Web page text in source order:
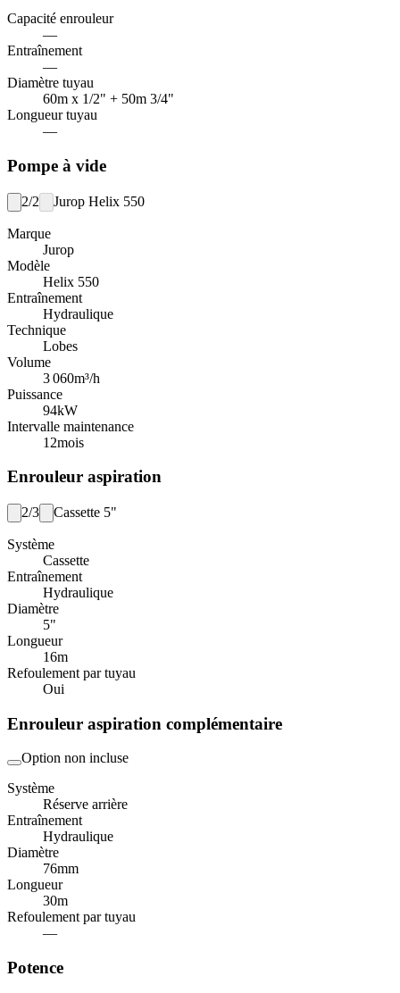
Capacité enrouleur
—
Entraînement
—
Diamètre tuyau
60m x 1/2" + 50m 3/4"
Longueur tuyau
—
Pompe à vide
2/2 Jurop Helix 550
Marque
Jurop
Modèle
Helix 550
Entraînement
Hydraulique
Technique
Lobes
Volume
3 060m³/h
Puissance
94kW
Intervalle maintenance
12mois
Enrouleur aspiration
2/3 Cassette 5"
Système
Cassette
Entraînement
Hydraulique
Diamètre
5"
Longueur
16m
Refoulement par tuyau
Oui
Enrouleur aspiration complémentaire
Option non incluse
Système
Réserve arrière
Entraînement
Hydraulique
Diamètre
76mm
Longueur
30m
Refoulement par tuyau
—
Potence